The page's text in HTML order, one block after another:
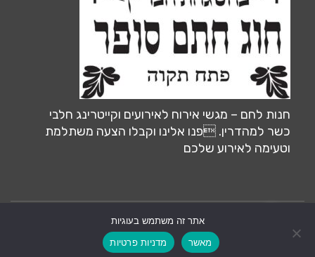
חנות לחם – מגשי אירוח לאירועים וקייטרינג חלבי
כשר למהדרין. פנו אלינו וקבלו הצעה משתלמת
וטעימה לאירוע שלכם
אחסון ותחזוקה ע״י:MiliLand.com
אתר זה משתמש בעוגיות
מאשר
מדניות פרטיות
צרו קשר